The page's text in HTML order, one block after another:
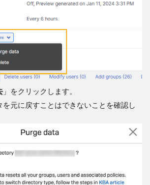
」をクリックします。
を元に戻すことはできないことを確認し